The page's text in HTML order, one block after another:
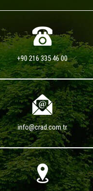
+90 216 335 46 00
info@crad.com.tr